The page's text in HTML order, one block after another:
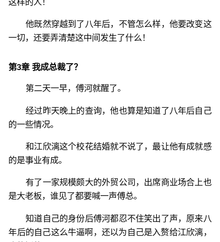
他既然穿越到了八年后，不管怎么样，他要改变这
一切，还要弄清楚这中间发生了什么！
第3章 我成总裁了？
第二天一早，傅河就醒了。
经过昨天晚上的查询，他也算是知道了八年后自己
的一些情况。
和江欣漓这个校花结婚就不说了，最让他有成就感
的是事业有成。
有了一家规模颇大的外贸公司，出席商业场合上也
是大老板，谁见了都要喊一声傅总。
知道自己的身份后傅河都忍不住笑出了声，原来八
年后的自己这么牛逼啊，还以为自己是入赘给江欣漓，